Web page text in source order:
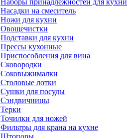
Наборы принадлежностей для кухни
Насадки на смеситель
Ножи для кухни
Овощечистки
Подставки для кухни
Прессы кухонные
Приспособления для вина
Сковородки
Соковыжималки
Столовые лотки
Сушки для посуды
Сэндвичницы
Терки
Точилки для ножей
Фильтры для крана на кухне
Штопоры